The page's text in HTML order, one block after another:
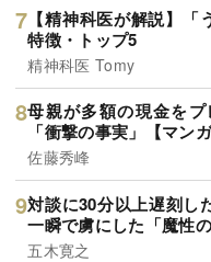
【精神科医が解説】
特徴・トップ5
精神科医 Tomy
母親が多額の現金を
「衝撃の事実」【マンガ
佐藤秀峰
対談に30分以上遅刻し
一瞬で虜にした「魔性
五木寛之